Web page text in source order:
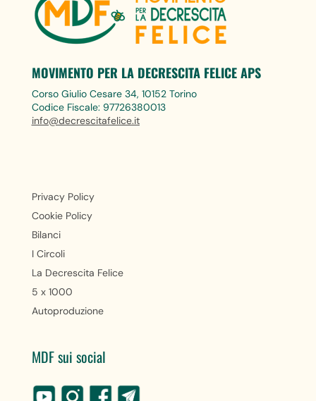
MOVIMENTO PER LA DECRESCITA FELICE APS
Corso Giulio Cesare 34, 10152 Torino
Codice Fiscale: 97726380013
info@decrescitafelice.it
Privacy Policy
Cookie Policy
Bilanci
I Circoli
La Decrescita Felice
5 x 1000
Autoproduzione
MDF sui social